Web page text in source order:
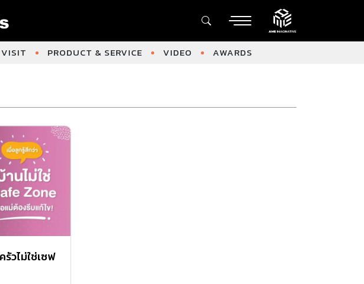
PRODUCT & SERVICE VIDEO AWARDS
วไม่ใช่เซฟ